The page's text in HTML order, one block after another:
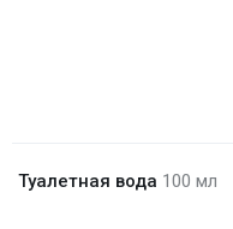
Туалетная вода 100 мл